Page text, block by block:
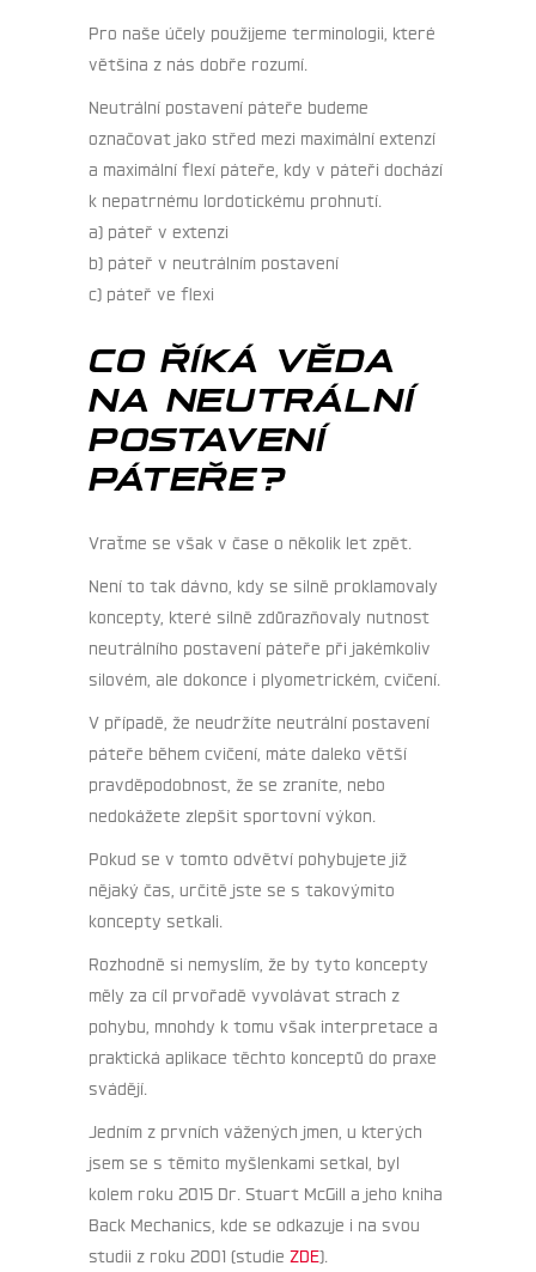
Pro naše účely použijeme terminologii, které
většina z nás dobře rozumí.
Neutrální postavení páteře budeme
označovat jako střed mezi maximální extenzí
a maximální flexí páteře, kdy v páteři dochází
k nepatrnému lordotickému prohnutí.
a) páteř v extenzi
b) páteř v neutrálním postavení
c) páteř ve flexi
CO ŘÍKÁ VĚDA
NA NEUTRÁLNÍ
POSTAVENÍ
PÁTEŘE?
Vraťme se však v čase o několik let zpět.
Není to tak dávno, kdy se silně proklamovaly
koncepty, které silně zdůrazňovaly nutnost
neutrálního postavení páteře při jakémkoliv
silovém, ale dokonce i plyometrickém, cvičení.
V případě, že neudržíte neutrální postavení
páteře během cvičení, máte daleko větší
pravděpodobnost, že se zraníte, nebo
nedokážete zlepšit sportovní výkon.
Pokud se v tomto odvětví pohybujete již
nějaký čas, určitě jste se s takovýmito
koncepty setkali.
Rozhodně si nemyslím, že by tyto koncepty
měly za cíl prvořadě vyvolávat strach z
pohybu, mnohdy k tomu však interpretace a
praktická aplikace těchto konceptů do praxe
svádějí.
Jedním z prvních vážených jmen, u kterých
jsem se s těmito myšlenkami setkal, byl
kolem roku 2015 Dr. Stuart McGill a jeho kniha
Back Mechanics, kde se odkazuje i na svou
studii z roku 2001 (studie ZDE).